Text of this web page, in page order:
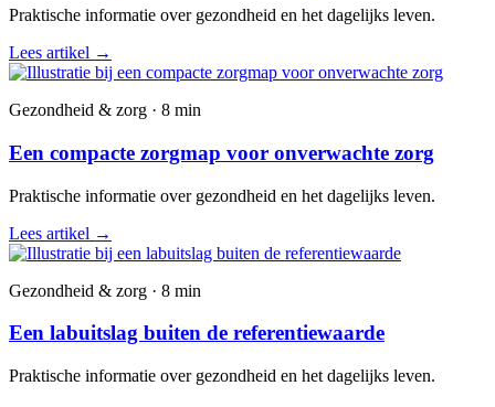
Praktische informatie over gezondheid en het dagelijks leven.
Lees artikel →
Gezondheid & zorg · 8 min
Een compacte zorgmap voor onverwachte zorg
Praktische informatie over gezondheid en het dagelijks leven.
Lees artikel →
Gezondheid & zorg · 8 min
Een labuitslag buiten de referentiewaarde
Praktische informatie over gezondheid en het dagelijks leven.